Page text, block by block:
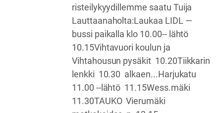
risteilykyydillemme saatu Tuija
Lauttaanaholta:Laukaa LIDL —
bussi paikalla klo 10.00-- lähtö
10.15Vihtavuori koulun ja
Vihtahousun pysäkit 10.20Tiikkarin
lenkki 10.30 alkaen...Harjukatu
11.00 --lähtö 11.15Wess.mäki
11.30TAUKO Vierumäki